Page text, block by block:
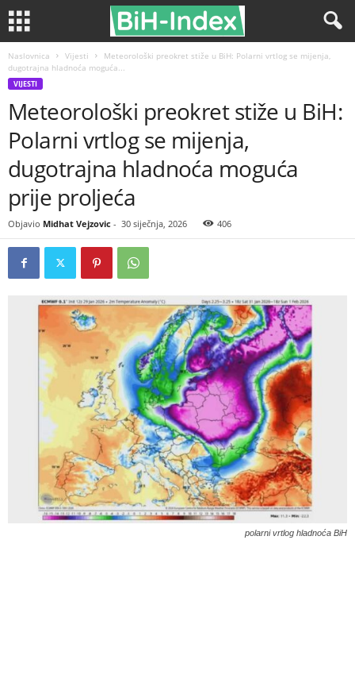
Naslovnica Vijesti
Meteorološki preokret stiže u BiH: Polarni vrtlog se mijenja,
dugotrajna hladnoća moguća...
VIJESTI
Meteorološki preokret stiže u BiH:
Polarni vrtlog se mijenja,
dugotrajna hladnoća moguća
prije proljeća
Objavio Midhat Vejzovic - 30 siječnja, 2026 406
polarni vrtlog hladnoća BiH